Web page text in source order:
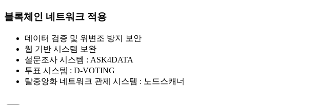
블록체인 네트워크 적용
데이터 검증 및 위변조 방지 보안
웹 기반 시스템 보완
설문조사 시스템 : ASK4DATA
투표 시스템 : D-VOTING
탈중앙화 네트워크 관제 시스템 : 노드스캐너